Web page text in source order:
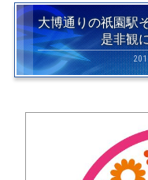
大博通りの祇園駅
是非観